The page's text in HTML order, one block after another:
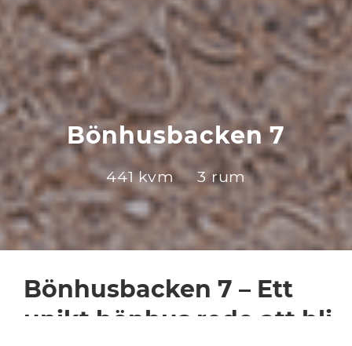
Bönhusbacken 7
441 kvm 3 rum
Bönhusbacken 7 – Ett
unikt bönhus redo att bli